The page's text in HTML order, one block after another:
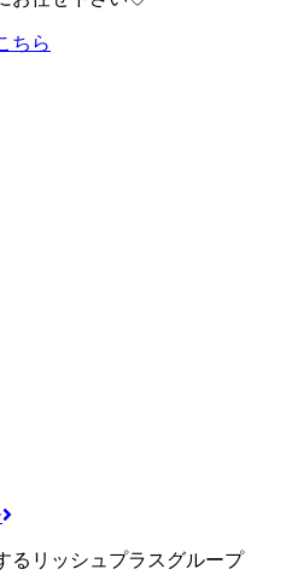
ちら
るリッシュプラスグループ